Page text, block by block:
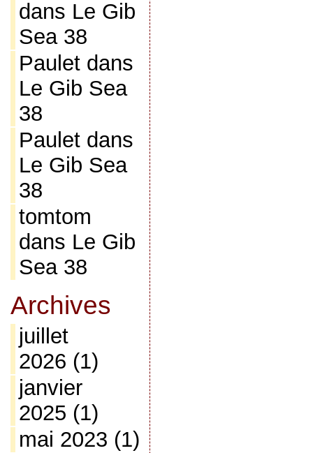
dans Le Gib
Sea 38
Pauletdans
Le Gib Sea
38
Pauletdans
Le Gib Sea
38
tomtom
dans Le Gib
Sea 38
Archives
juillet
2026 (1)
janvier
2025 (1)
mai 2023 (1)